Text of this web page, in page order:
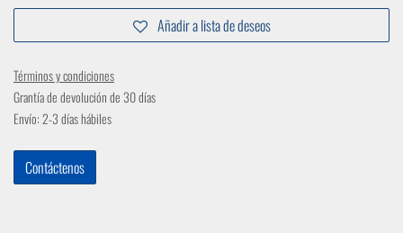
Añadir a lista de deseos
Términos y condiciones
Grantía de devolución de 30 días
Envío: 2-3 días hábiles
Contáctenos